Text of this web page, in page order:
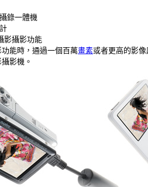
錄一體機
影攝影功能
能時，通過一個百萬畫素或者更高的影
影機。